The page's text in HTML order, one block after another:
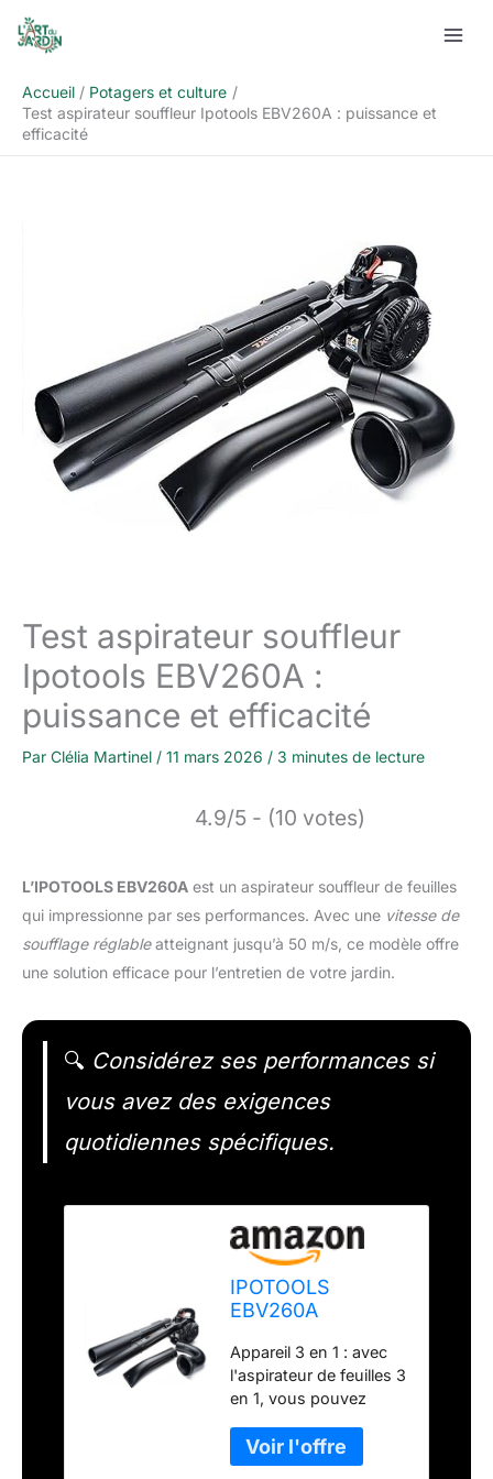
Aller
Accueil
Potagers et culture
Test aspirateur souffleur Ipotools EBV260A : puissance et
efficacité
Test aspirateur souffleur
Ipotools EBV260A :
puissance et efficacité
Par Clélia Martinel / 11 mars 2026 / 3 minutes de lecture
4.9/5 - (10 votes)
L’IPOTOOLS EBV260A est un aspirateur souffleur de feuilles
qui impressionne par ses performances. Avec une vitesse de
soufflage réglableatteignant jusqu’à 50 m/s, ce modèle offre
une solution efficace pour l’entretien de votre jardin.
🔍 Considérez ses performances si
vous avez des exigences
quotidiennes spécifiques.
IPOTOOLS
EBV260A
souffleur Feuilles -
Broyeur
souffleurs de
Feuilles avec Sac
de 40 litres –
Vitesse de
Appareil 3 en 1 : avec
l'aspirateur de feuilles 3
en 1, vous pouvez
broyer les feuilles.
Moteur : Moteur
Rechercher